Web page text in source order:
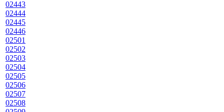
02443
02444
02445
02446
02501
02502
02503
02504
02505
02506
02507
02508